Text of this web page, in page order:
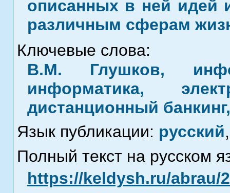
описанных в ней идей
различным сферам
Ключевые слова:
В.М. Глушков,
информатика,
дистанционный
Язык публикации: русский,
Полный текст на русском
https://keldysh.ru/abrau/